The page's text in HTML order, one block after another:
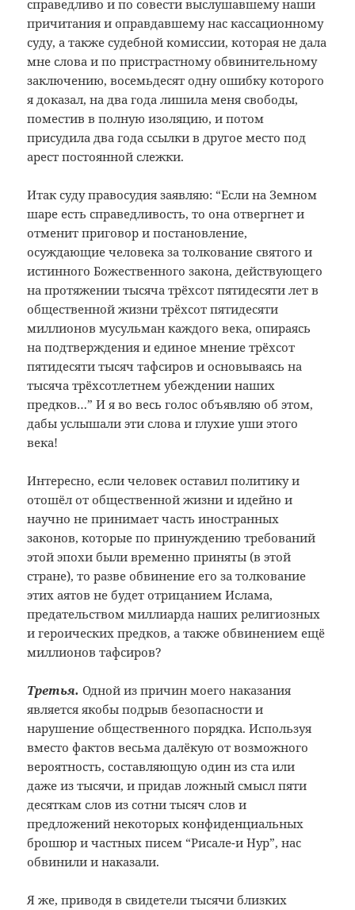
справедливо и по совести выслушавшему наши
причитания и оправдавшему нас кассационному
суду, а также судебной комиссии, которая не дала
мне слова и по пристрастному обвинительному
заключению, восемьдесят одну ошибку которого
я доказал, на два года лишила меня свободы,
поместив в полную изоляцию, и потом
присудила два года ссылки в другое место под
арест постоянной слежки.
Итак суду правосудия заявляю: “Если на Земном
шаре есть справедливость, то она отвергнет и
отменит приговор и постановление,
осуждающие человека за толкование святого и
истинного Божественного закона, действующего
на протяжении тысяча трёхсот пятидесяти лет в
общественной жизни трёхсот пятидесяти
миллионов мусульман каждого века, опираясь
на подтверждения и единое мнение трёхсот
пятидесяти тысяч тафсиров и основываясь на
тысяча трёхсотлетнем убеждении наших
предков…” И я во весь голос объявляю об этом,
дабы услышали эти слова и глухие уши этого
века!
Интересно, если человек оставил политику и
отошёл от общественной жизни и идейно и
научно не принимает часть иностранных
законов, которые по принуждению требований
этой эпохи были временно приняты (в этой
стране), то разве обвинение его за толкование
этих аятов не будет отрицанием Ислама,
предательством миллиарда наших религиозных
и героических предков, а также обвинением ещё
миллионов тафсиров?
Третья. Одной из причин моего наказания
является якобы подрыв безопасности и
нарушение общественного порядка. Используя
вместо фактов весьма далёкую от возможного
вероятность, составляющую один из ста или
даже из тысячи, и придав ложный смысл пяти
десяткам слов из сотни тысяч слов и
предложений некоторых конфиденциальных
брошюр и частных писем “Рисале-и Нур”, нас
обвинили и наказали.
Я же, приводя в свидетели тысячи близких